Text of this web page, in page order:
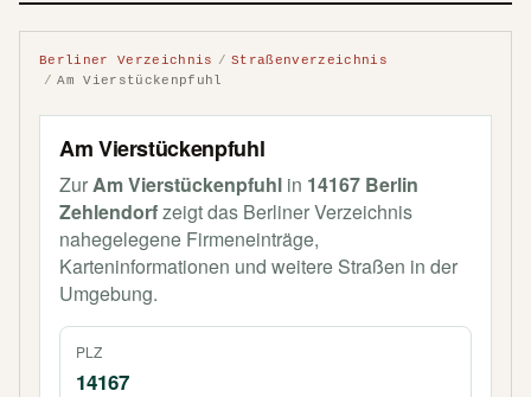
Berliner Verzeichnis
Straßenverzeichnis
Am Vierstückenpfuhl
Am Vierstückenpfuhl
ZurAm Vierstückenpfuhl in 14167 Berlin
Zehlendorfzeigt das Berliner Verzeichnis
nahegelegene Firmeneinträge,
Karteninformationen und weitere Straßen in der
Umgebung.
PLZ
14167